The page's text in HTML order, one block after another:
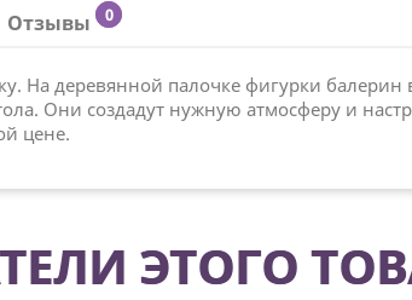
Отзывы 0
На деревянной палочке фигурки
Они создадут нужную атмосферу и
цене.
ЭТОГО